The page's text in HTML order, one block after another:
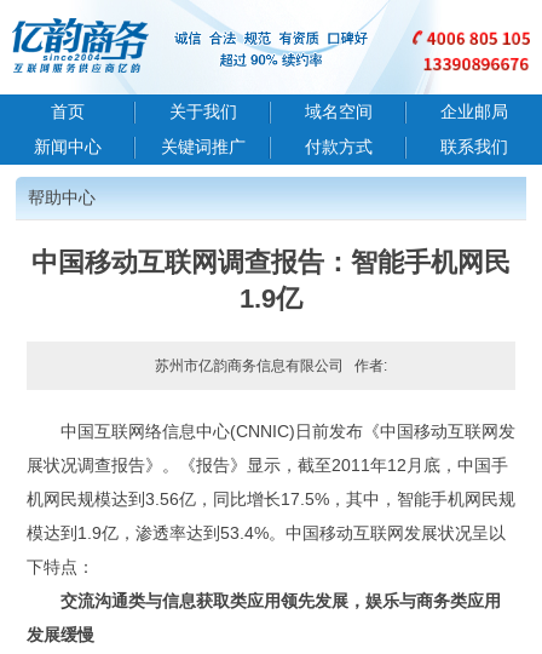
首页 关于我们 域名空间
企业邮局
新闻中心
关键词推广 付款方式 联系我们
帮助中心
中国移动互联网调查报告：智能手机网民
1.9亿
苏州市亿韵商务信息有限公司 作者:
中国互联网络信息中心(CNNIC)日前发布《中国移动互联网发
展状况调查报告》。《报告》显示，截至2011年12月底，中国手
机网民规模达到3.56亿，同比增长17.5%，其中，智能手机网民规
模达到1.9亿，渗透率达到53.4%。中国移动互联网发展状况呈以
下特点：
交流沟通类与信息获取类应用领先发展，娱乐与商务类应用
发展缓慢